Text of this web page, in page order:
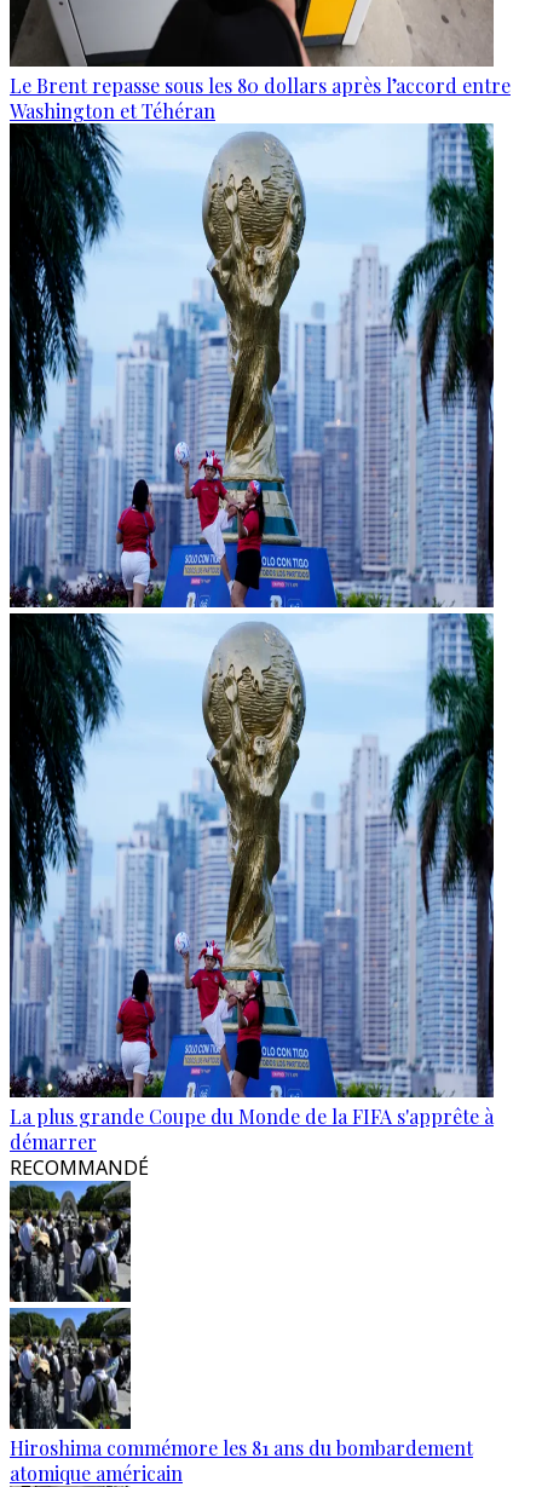
Le Brent repasse sous les 80 dollars après l’accord entre
Washington et Téhéran
La plus grande Coupe du Monde de la FIFA s'apprête à
démarrer
RECOMMANDÉ
Hiroshima commémore les 81 ans du bombardement
atomique américain